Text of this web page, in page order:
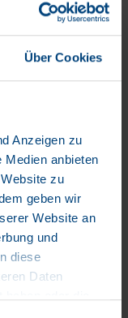
Über Cookies
Anzeigen zu
Medien anbieten
zu
geben wir
Website an
und
diese
Daten
Kunden das Krone
jederzeit mit
Anhängern und
kombinierten
punktet Krone
wie
eigenen Krone-